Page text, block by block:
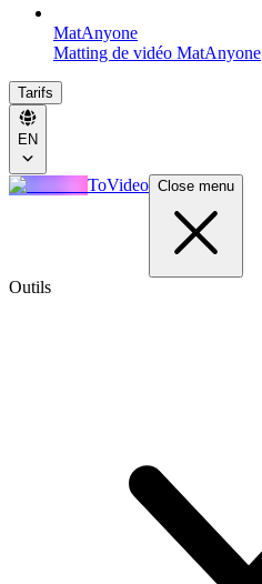
MatAnyone
Matting de vidéo MatAnyone
Tarifs
EN
ToVideo Close menu
Outils